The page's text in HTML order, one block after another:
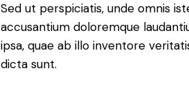
Sed ut perspiciatis, unde omnis
accusantium doloremque
ipsa, quae ab illo inventore
dicta sunt.